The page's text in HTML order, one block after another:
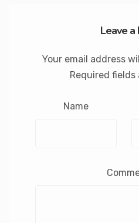
Leave a
Your email address
Required fields
Name